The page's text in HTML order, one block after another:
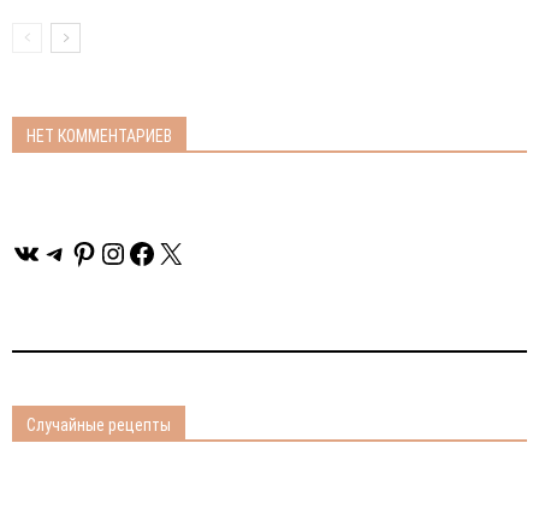
НЕТ КОММЕНТАРИЕВ
ВКонтакте
Telegram
Pinterest
Instagram
Facebook
X
Случайные рецепты